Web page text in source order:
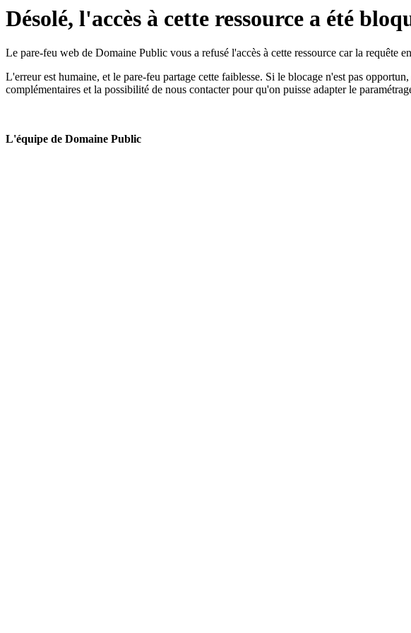
Désolé, l'accès à cette ressource a été
Le pare-feu web de Domaine Public vous a refusé l'accès à cette ressource car la requête
L'erreur est humaine, et le pare-feu partage cette faiblesse. Si le blocage n'est pas
complémentaires et la possibilité de nous contacter pour qu'on puisse adapter le
L'équipe de Domaine Public